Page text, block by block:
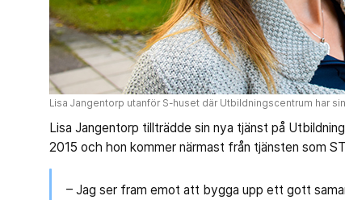
Lisa Jangentorp utanför S-huset där Utbildningscentrum har
Lisa Jangentorp tillträdde sin nya tjänst på
2015 och hon kommer närmast från tjänsten som
– Jag ser fram emot att bygga upp ett gott